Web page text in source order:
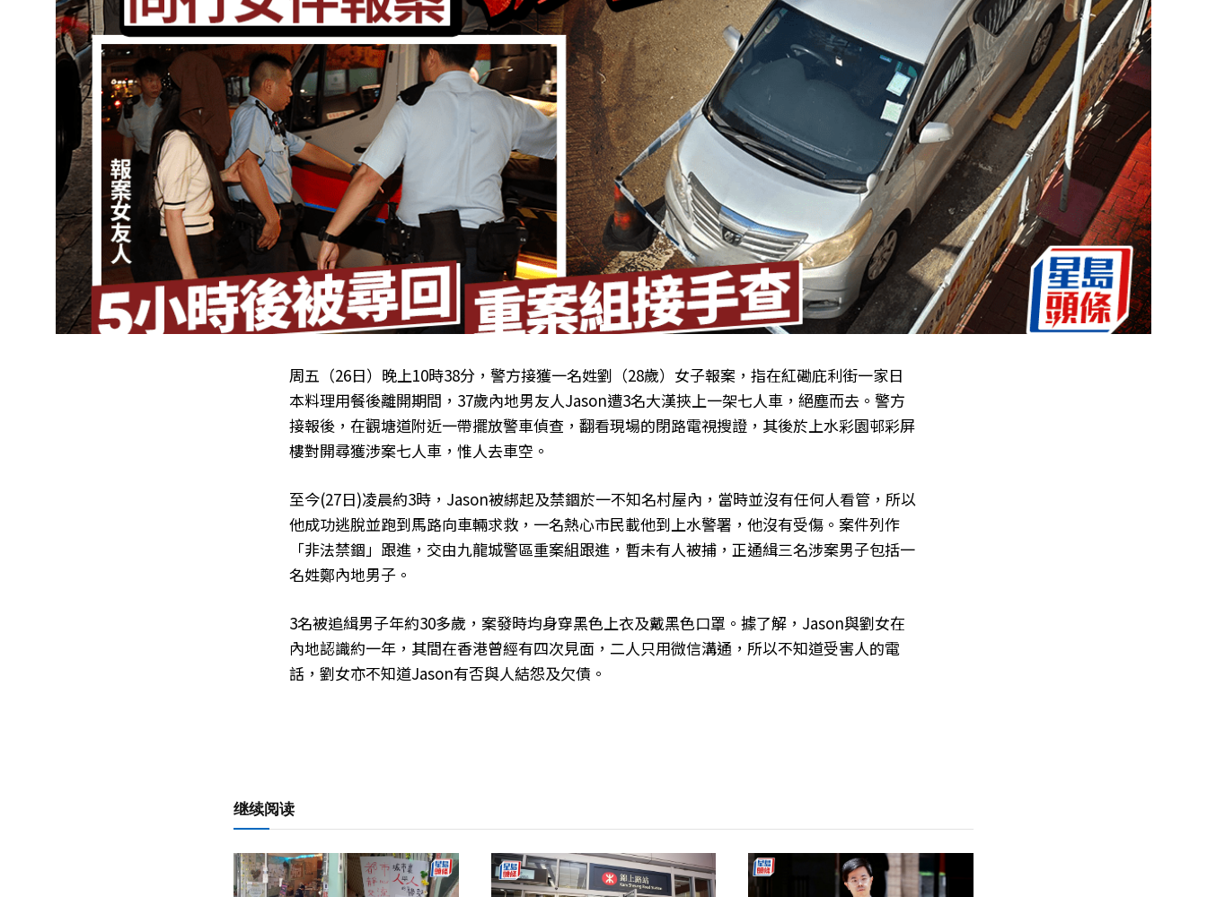
周五（26日）晚上10時38分，警方接獲一名姓劉（28歲）女子報案，指在紅磡庇利街一家日
本料理用餐後離開期間，37歲內地男友人Jason遭3名大漢挾上一架七人車，絕塵而去。警方
接報後，在觀塘道附近一帶擺放警車偵查，翻看現場的閉路電視搜證，其後於上水彩園邨彩屏
樓對開尋獲涉案七人車，惟人去車空。
至今(27日)凌晨約3時，Jason被綁起及禁錮於一不知名村屋內，當時並沒有任何人看管，所以
他成功逃脫並跑到馬路向車輛求救，一名熱心市民載他到上水警署，他沒有受傷。案件列作
「非法禁錮」跟進，交由九龍城警區重案組跟進，暫未有人被捕，正通緝三名涉案男子包括一
名姓鄭內地男子。
3名被追緝男子年約30多歲，案發時均身穿黑色上衣及戴黑色口罩。據了解，Jason與劉女在
內地認識約一年，其間在香港曾經有四次見面，二人只用微信溝通，所以不知道受害人的電
話，劉女亦不知道Jason有否與人結怨及欠債。
继续阅读